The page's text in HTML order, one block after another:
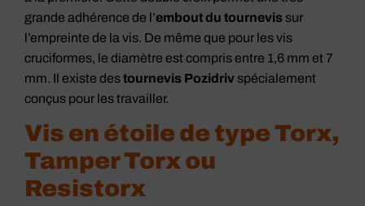
grande adhérence de l’embout du tournevis sur
l’empreinte de la vis. De même que pour les vis
cruciformes, le diamètre est compris entre 1,6 mm et 7
mm. Il existe destournevis Pozidriv spécialement
conçus pour les travailler.
Vis en étoile de type Torx,
Tamper Torx ou
Resistorx